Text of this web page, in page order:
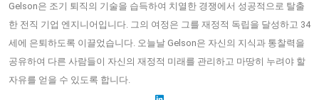
Gelson은 조기 퇴직의 기술을 습득하여 치열한 경쟁에서 성공적으로 탈출
한 전직 기업 엔지니어입니다. 그의 여정은 그를 재정적 독립을 달성하고 34
세에 은퇴하도록 이끌었습니다. 오늘날 Gelson은 자신의 지식과 통찰력을
공유하여 다른 사람들이 자신의 재정적 미래를 관리하고 마땅히 누려야 할
자유를 얻을 수 있도록 합니다.